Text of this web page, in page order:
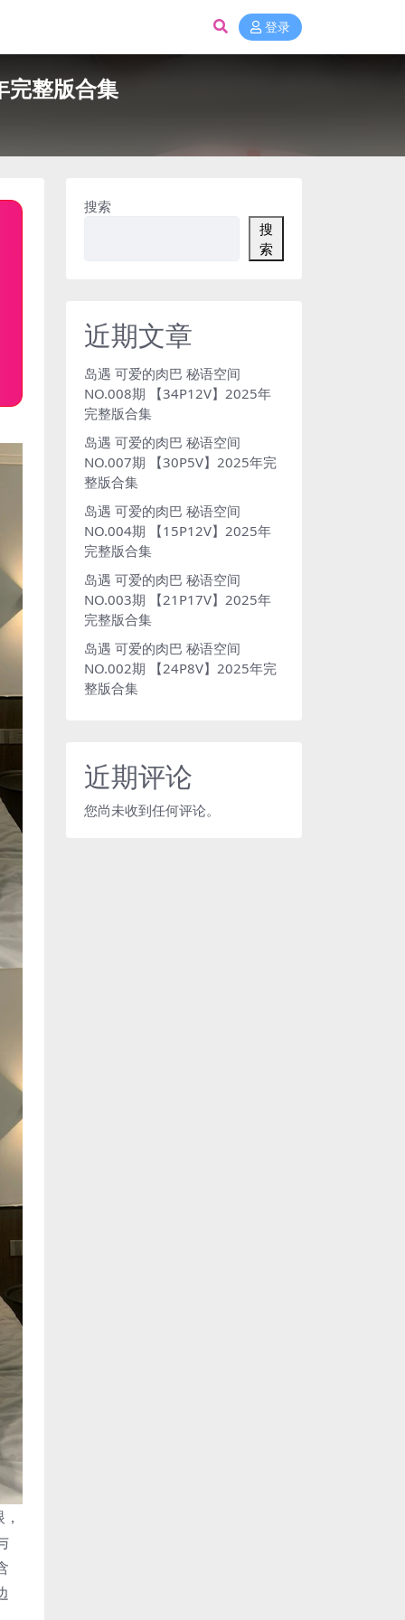
登录
完整版合集
搜索
搜
索
近期文章
岛遇 可爱的肉巴 秘语空间
NO.008期 【34P12V】2025年
完整版合集
岛遇 可爱的肉巴 秘语空间
NO.007期 【30P5V】2025年完
整版合集
岛遇 可爱的肉巴 秘语空间
NO.004期 【15P12V】2025年
完整版合集
岛遇 可爱的肉巴 秘语空间
NO.003期 【21P17V】2025年
完整版合集
岛遇 可爱的肉巴 秘语空间
NO.002期 【24P8V】2025年完
整版合集
近期评论
您尚未收到任何评论。